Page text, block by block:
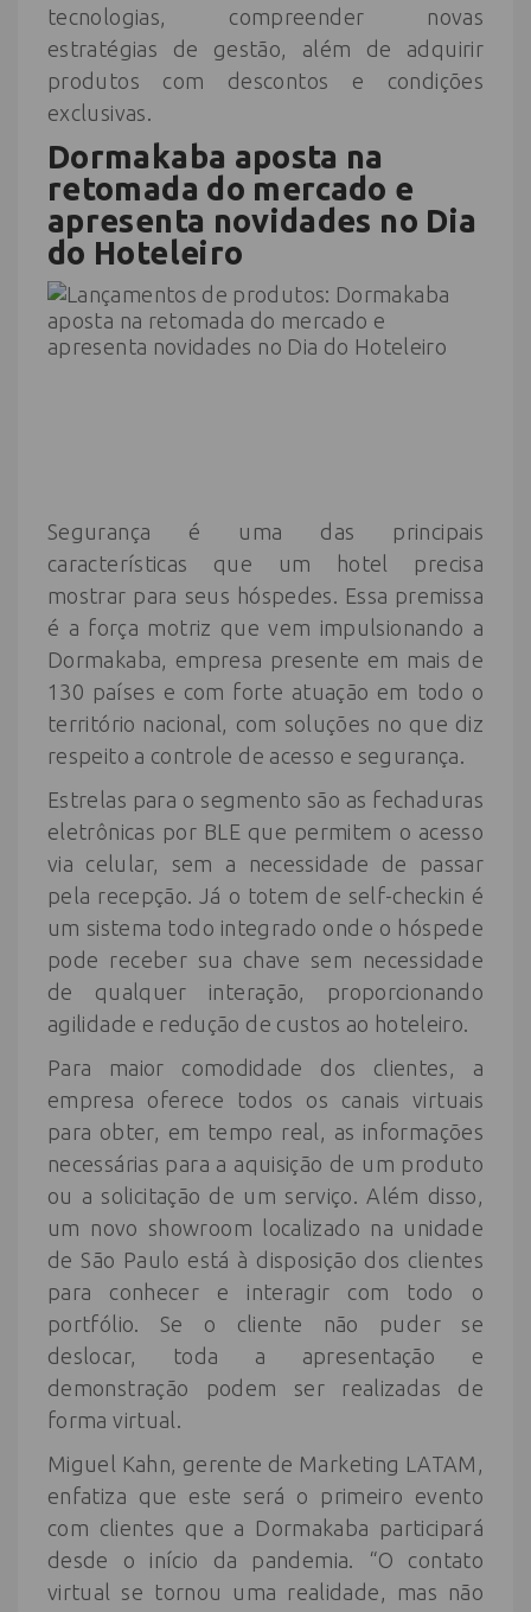
tecnologias, compreender novas
estratégias de gestão, além de adquirir
produtos com descontos e condições
exclusivas.
Dormakaba aposta na
retomada do mercado e
apresenta novidades no Dia
do Hoteleiro
Segurança é uma das principais
características que um hotel precisa
mostrar para seus hóspedes. Essa premissa
é a força motriz que vem impulsionando a
Dormakaba, empresa presente em mais de
130 países e com forte atuação em todo o
território nacional, com soluções no que diz
respeito a controle de acesso e segurança.
Estrelas para o segmento são as fechaduras
eletrônicas por BLE que permitem o acesso
via celular, sem a necessidade de passar
pela recepção. Já o totem de self-checkin é
um sistema todo integrado onde o hóspede
pode receber sua chave sem necessidade
de qualquer interação, proporcionando
agilidade e redução de custos ao hoteleiro.
Para maior comodidade dos clientes, a
empresa oferece todos os canais virtuais
para obter, em tempo real, as informações
necessárias para a aquisição de um produto
ou a solicitação de um serviço. Além disso,
um novo showroom localizado na unidade
de São Paulo está à disposição dos clientes
para conhecer e interagir com todo o
portfólio. Se o cliente não puder se
deslocar, toda a apresentação e
demonstração podem ser realizadas de
forma virtual.
Miguel Kahn, gerente de Marketing LATAM,
enfatiza que este será o primeiro evento
com clientes que a Dormakaba participará
desde o início da pandemia. “O contato
virtual se tornou uma realidade, mas não